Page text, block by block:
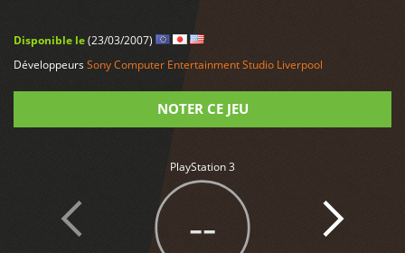
Disponible le(23/03/2007)
DéveloppeursSony Computer Entertainment Studio Liverpool
NOTER CE JEU
PlayStation 3
--